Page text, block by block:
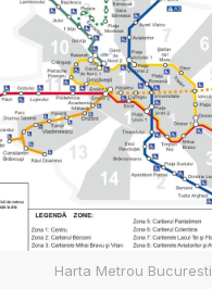
Harta Metrou Bucuresti